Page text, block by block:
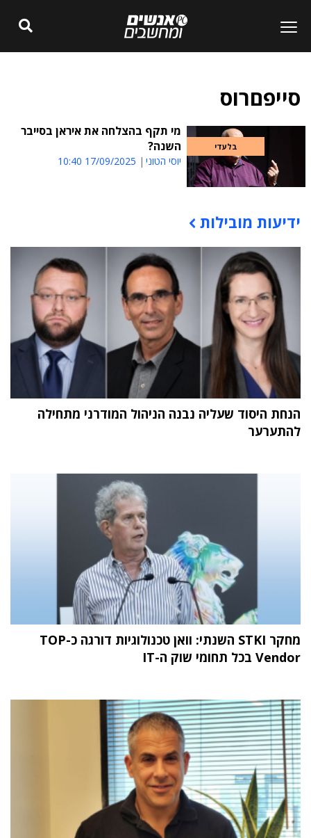
סייפםרוס
בלעדי
מי תקף בהצלחה את איראן בסייבר
השנה?
יוסי הטוני 17/09/2025 10:40
תוכן פרסומי
ידיעות מובילות
הנחת היסוד שעליה נבנה הניהול המודרני מתחילה
להתערער
מחקר STKI השנתי: וואן טכנולוגיות דורגה כ-TOP
Vendor בכל תחומי שוק ה-IT